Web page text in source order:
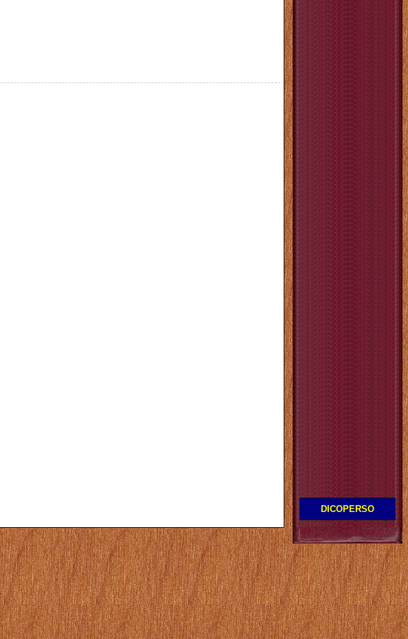
DICOPERSO